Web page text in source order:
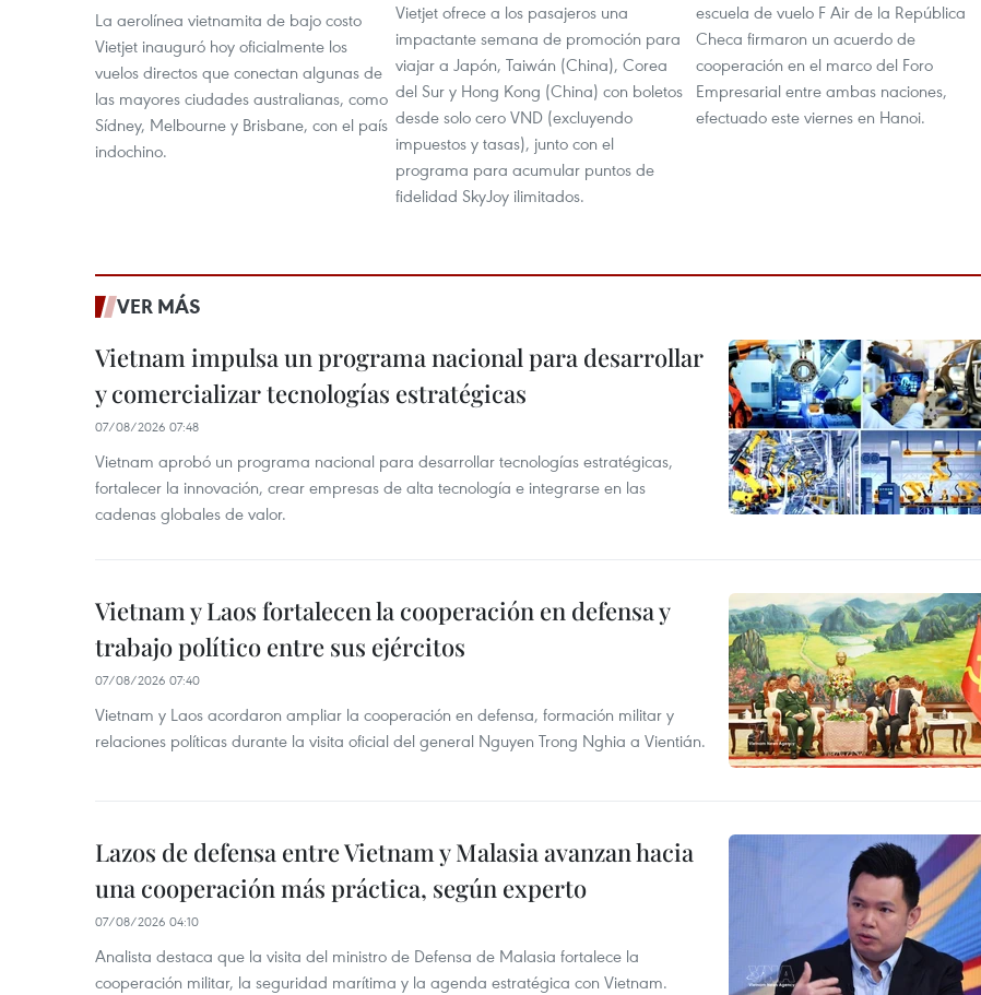
La aerolínea vietnamita de bajo costo
Vietjet inauguró hoy oficialmente los
vuelos directos que conectan algunas de
las mayores ciudades australianas, como
Sídney, Melbourne y Brisbane, con el país
indochino.
Vietjet ofrece a los pasajeros una
impactante semana de promoción para
viajar a Japón, Taiwán (China), Corea
del Sur y Hong Kong (China) con boletos
desde solo cero VND (excluyendo
impuestos y tasas), junto con el
programa para acumular puntos de
fidelidad SkyJoy ilimitados.
escuela de vuelo F Air de la República
Checa firmaron un acuerdo de
cooperación en el marco del Foro
Empresarial entre ambas naciones,
efectuado este viernes en Hanoi.
VER MÁS
Vietnam impulsa un programa nacional para desarrollar
y comercializar tecnologías estratégicas
07/08/2026 07:48
Vietnam aprobó un programa nacional para desarrollar tecnologías estratégicas,
fortalecer la innovación, crear empresas de alta tecnología e integrarse en las
cadenas globales de valor.
Vietnam y Laos fortalecen la cooperación en defensa y
trabajo político entre sus ejércitos
07/08/2026 07:40
Vietnam y Laos acordaron ampliar la cooperación en defensa, formación militar y
relaciones políticas durante la visita oficial del general Nguyen Trong Nghia a Vientián.
Lazos de defensa entre Vietnam y Malasia avanzan hacia
una cooperación más práctica, según experto
07/08/2026 04:10
Analista destaca que la visita del ministro de Defensa de Malasia fortalece la
cooperación militar, la seguridad marítima y la agenda estratégica con Vietnam.